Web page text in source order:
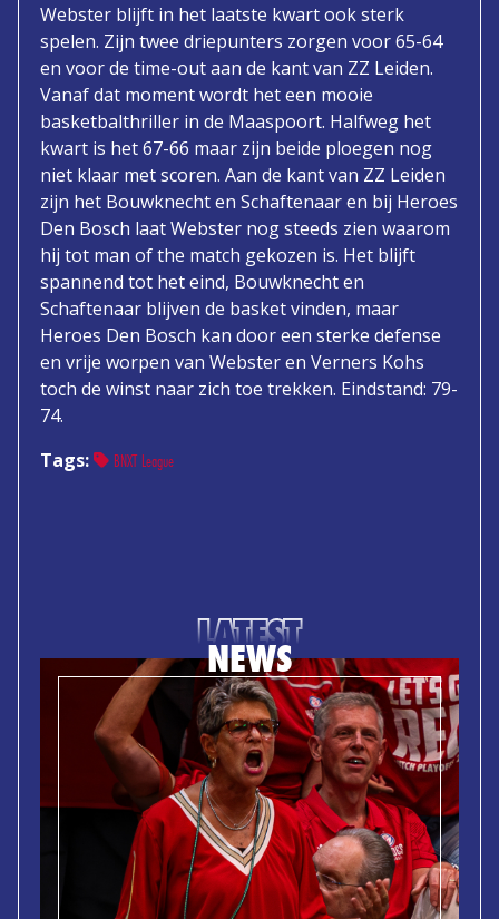
Webster blijft in het laatste kwart ook sterk
spelen. Zijn twee driepunters zorgen voor 65-64
en voor de time-out aan de kant van ZZ Leiden.
Vanaf dat moment wordt het een mooie
basketbalthriller in de Maaspoort. Halfweg het
kwart is het 67-66 maar zijn beide ploegen nog
niet klaar met scoren. Aan de kant van ZZ Leiden
zijn het Bouwknecht en Schaftenaar en bij Heroes
Den Bosch laat Webster nog steeds zien waarom
hij tot man of the match gekozen is. Het blijft
spannend tot het eind, Bouwknecht en
Schaftenaar blijven de basket vinden, maar
Heroes Den Bosch kan door een sterke defense
en vrije worpen van Webster en Verners Kohs
toch de winst naar zich toe trekken. Eindstand: 79-
74.
Tags:
BNXT League
LATEST
NEWS